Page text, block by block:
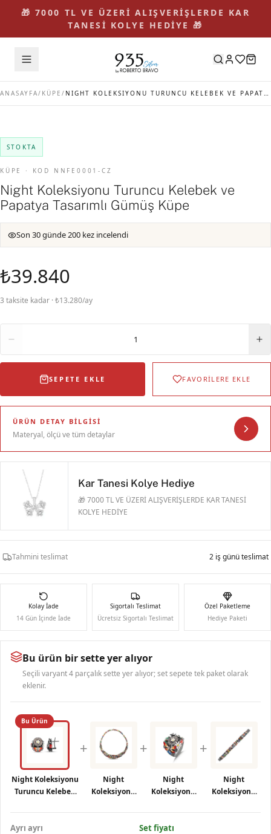
🎁 7000 TL VE ÜZERİ ALIŞVERİŞLERDE KAR
TANESİ KOLYE HEDİYE 🎁
ANASAYFA/ KÜPE / NIGHT KOLEKSIYONU TURUNCU KELEBEK VE PAPATYA TASARIMLI GÜMÜŞ KÜPE
STOKTA
KÜPE · KOD NNFE0001-CZ
Night Koleksiyonu Turuncu Kelebek ve
Papatya Tasarımlı Gümüş Küpe
Son 30 günde 200 kez incelendi
₺39.840
3 taksite kadar · ₺13.280/ay
1
SEPETE EKLE FAVORİLERE EKLE
ÜRÜN DETAY BILGISI
Materyal, ölçü ve tüm detaylar
Kar Tanesi Kolye Hediye
🎁 7000 TL VE ÜZERİ ALIŞVERİŞLERDE KAR TANESİ
KOLYE HEDİYE
Tahmini teslimat 2 iş günü teslimat
Kolay İade
14 Gün İçinde İade
Sigortalı Teslimat
Ücretsiz Sigortalı Teslimat
Özel Paketleme
Hediye Paketi
Bu ürün bir sette yer alıyor
Seçili varyant 4 parçalık sette yer alıyor; set sepete tek paket olarak
eklenir.
Bu Ürün
Night Koleksiyonu
Turuncu Kelebek
Tasarımlı Gümüş
Küpe
+
Night
Koleksiyonu
Temalı Gümüş
+
Night
Koleksiyonu
Kelebek
Figürlü
+
Night
Koleksiyonu
Temalı Geniş
Ayrı ayrı Set fiyatı